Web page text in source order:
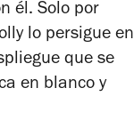
él. Solo por
lo persigue en
que se
en blanco y